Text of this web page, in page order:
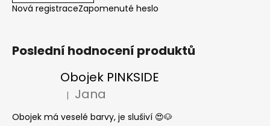
Nová registraceZapomenuté heslo
Poslední hodnocení produktů
Obojek PINKSIDE
Hodnocení produktu je 5 z 5 hvězdiček.
| Jana
Obojek má veselé barvy, je slušiví 😍🐶